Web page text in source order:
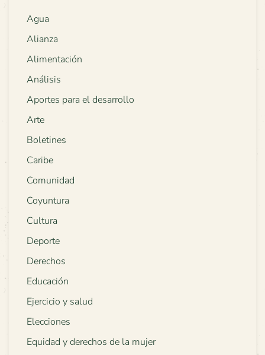
Agua
Alianza
Alimentación
Análisis
Aportes para el desarrollo
Arte
Boletines
Caribe
Comunidad
Coyuntura
Cultura
Deporte
Derechos
Educación
Ejercicio y salud
Elecciones
Equidad y derechos de la mujer